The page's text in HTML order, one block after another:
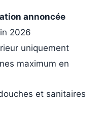
annoncée
2026
uniquement
maximum en
et sanitaires